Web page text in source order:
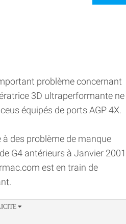
problème concernant
3D ultraperformante ne
équipés de ports AGP 4X.
des problème de manque
G4 antérieurs à Janvier
est en train de